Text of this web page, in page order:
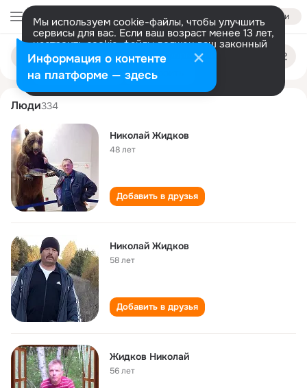
Войти
Мы используем cookie-файлы, чтобы улучшить
сервисы для вас. Если ваш возраст менее 13 лет,
настроить cookie-файлы должен ваш законный
представитель. Больше информации
Разрешить все Настроить
Поиск
людям
nikolay zhidkov
Люди334
Николай Жидков
48 лет
Добавить в друзья
Николай Жидков
58 лет
Добавить в друзья
Жидков Николай
56 лет
Информация о контенте
на платформе — здесь